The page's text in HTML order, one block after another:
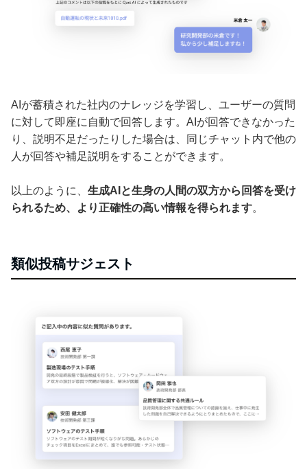
AIが蓄積された社内のナレッジを学習し、ユーザーの質問
に対して即座に自動で回答します。AIが回答できなかった
り、説明不足だったりした場合は、同じチャット内で他の
人が回答や補足説明をすることができます。
以上のように、 生成AIと生身の人間の双方から回答を受け
られるため、より正確性の高い情報を得られます。
類似投稿サジェスト